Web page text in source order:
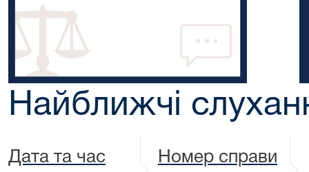
Найближчі
Дата та час
Номер справи